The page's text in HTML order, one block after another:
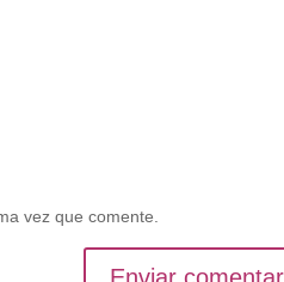
vez que comente.